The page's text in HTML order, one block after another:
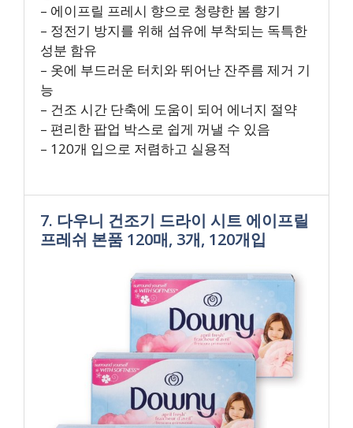
– 에이프릴 프레시 향으로 청량한 봄 향기
– 정전기 방지를 위해 섬유에 부착되는 독특한
성분 함유
– 옷에 부드러운 터치와 뛰어난 잔주름 제거 기
능
– 건조 시간 단축에 도움이 되어 에너지 절약
– 편리한 팝업 박스로 쉽게 꺼낼 수 있음
– 120개 입으로 저렴하고 실용적
7. 다우니 건조기 드라이 시트 에이프릴
프레쉬 본품 120매, 3개, 120개입